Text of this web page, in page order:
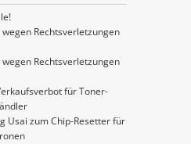
Rechtsverletzungen
Rechtsverletzungen
für Toner-
Usai zum Chip-Resetter für